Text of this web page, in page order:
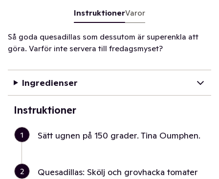
InstruktionerVaror
Så goda quesadillas som dessutom är superenkla att
göra. Varför inte servera till fredagsmyset?
Ingredienser
Instruktioner
1 Sätt ugnen på 150 grader. Tina Oumphen.
2
Quesadillas: Skölj och grovhacka tomater